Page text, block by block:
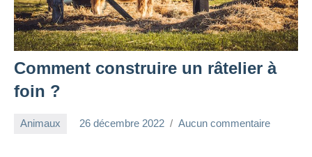
Comment construire un râtelier à
foin ?
Animaux 26 décembre 2022 Aucun commentaire